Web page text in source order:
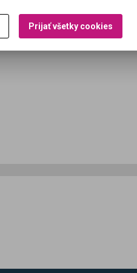
Prijať všetky cookies